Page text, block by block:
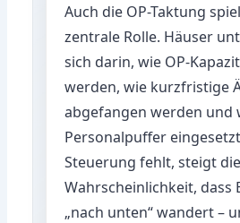
Auch die OP-Taktung
zentrale Rolle. Häuser
sich darin, wie OP-
werden, wie kurzfristige
abgefangen werden und
Personalpuffer
Steuerung fehlt, steigt die
Wahrscheinlichkeit, dass
„nach unten“ wandert –